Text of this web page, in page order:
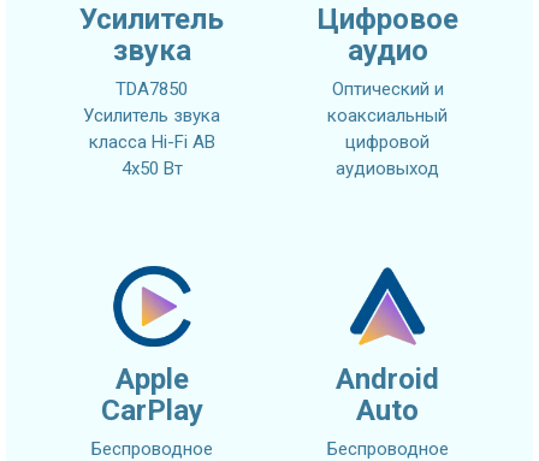
Усилитель
звука
TDA7850
Усилитель звука
класса Hi-Fi AB
4x50 Вт
Цифровое
аудио
Оптический и
коаксиальный
цифровой
аудиовыход
Apple
CarPlay
Беспроводное
Android
Auto
Беспроводное